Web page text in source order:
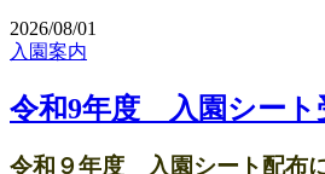
2026/08/01
入園案内
令和9年度 入園シート
令和９年度 入園シート配布